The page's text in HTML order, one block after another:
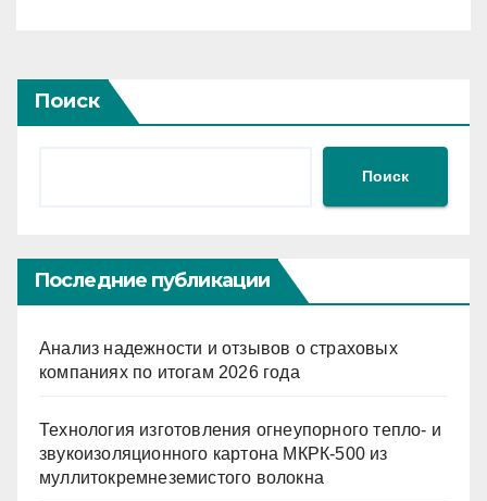
Поиск
Поиск
Последние публикации
Анализ надежности и отзывов о страховых
компаниях по итогам 2026 года
Технология изготовления огнеупорного тепло- и
звукоизоляционного картона МКРК-500 из
муллитокремнеземистого волокна